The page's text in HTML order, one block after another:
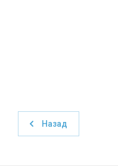
Назад